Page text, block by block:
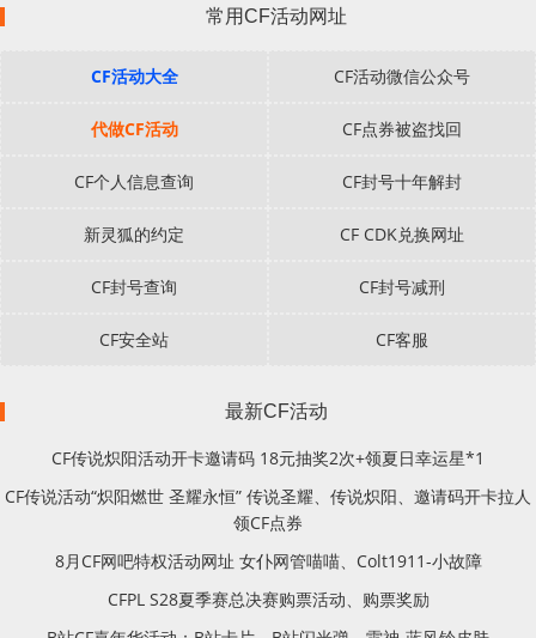
常用CF活动网址
CF活动大全 CF活动微信公众号
代做CF活动 CF点券被盗找回
CF个人信息查询 CF封号十年解封
新灵狐的约定 CF CDK兑换网址
CF封号查询 CF封号减刑
CF安全站 CF客服
最新CF活动
CF传说炽阳活动开卡邀请码 18元抽奖2次+领夏日幸运星*1
CF传说活动“炽阳燃世 圣耀永恒” 传说圣耀、传说炽阳、邀请码开卡拉人
领CF点券
8月CF网吧特权活动网址 女仆网管喵喵、Colt1911-小故障
CFPL S28夏季赛总决赛购票活动、购票奖励